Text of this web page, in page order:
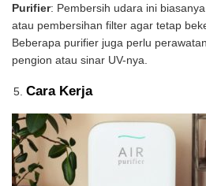
Purifier: Pembersih udara ini
atau pembersihan filter agar tetap
Beberapa purifier juga perlu
pengion atau sinar UV-nya.
Cara Kerja